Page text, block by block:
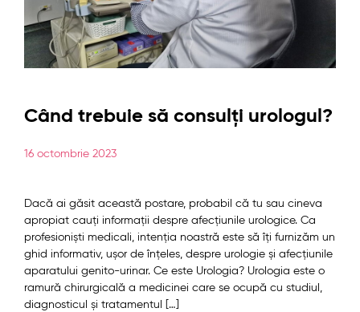
Când trebuie să consulți urologul?
16 octombrie 2023
Dacă ai găsit această postare, probabil că tu sau cineva
apropiat cauți informații despre afecțiunile urologice. Ca
profesioniști medicali, intenția noastră este să îți furnizăm un
ghid informativ, ușor de înțeles, despre urologie și afecțiunile
aparatului genito-urinar. Ce este Urologia? Urologia este o
ramură chirurgicală a medicinei care se ocupă cu studiul,
diagnosticul și tratamentul […]